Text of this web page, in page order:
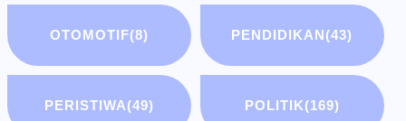
OTOMOTIF(8) PENDIDIKAN(43)
PERISTIWA(49) POLITIK(169)